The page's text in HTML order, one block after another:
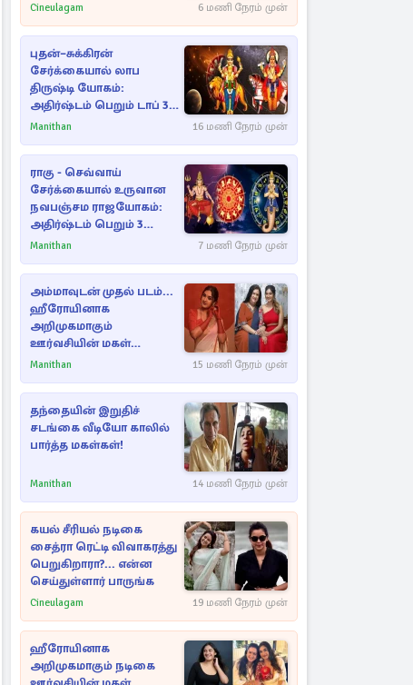
Cineulagam 6 மணி நேரம் முன்
புதன்–சுக்கிரன்
சேர்க்கையால் லாப
திருஷ்டி யோகம்:
அதிர்ஷ்டம் பெறும் டாப் 3
ராசிகள்!
Manithan 16 மணி நேரம் முன்
ராகு - செவ்வாய்
சேர்க்கையால் உருவான
நவபஞ்சம ராஜயோகம்:
அதிர்ஷ்டம் பெறும் 3
ராசிகள்!
Manithan 7 மணி நேரம் முன்
அம்மாவுடன் முதல் படம்...
ஹீரோயினாக
அறிமுகமாகும்
ஊர்வசியின் மகள்
தேஜலட்சுமி!
Manithan 15 மணி நேரம் முன்
தந்தையின் இறுதிச்
சடங்கை வீடியோ காலில்
பார்த்த மகள்கள்!
Manithan 14 மணி நேரம் முன்
கயல் சீரியல் நடிகை
சைத்ரா ரெட்டி விவாகரத்து
பெறுகிறாரா?... என்ன
செய்துள்ளார் பாருங்க
Cineulagam 19 மணி நேரம் முன்
ஹீரோயினாக
அறிமுகமாகும் நடிகை